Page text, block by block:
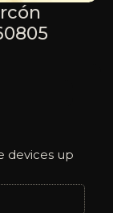
devices up